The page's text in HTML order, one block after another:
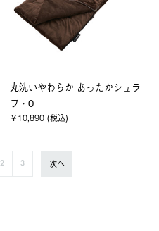
丸洗いやわらか あったかシュラ
フ・0
￥10,890 (税込)
2 3 次へ